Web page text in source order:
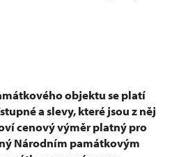
objektu se platí
a slevy, které jsou z něj
cenový výměr platný pro
Národním památkovým